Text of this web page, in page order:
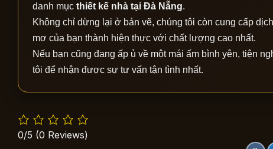
danh mục thiết kế nhà tại Đà Nẵng.
Không chỉ dừng lại ở bản vẽ, chúng tôi còn cung cấp
mơ của bạn thành hiện thực với chất lượng cao nhất.
Nếu bạn cũng đang ấp ủ về một mái ấm bình yên, tiện
tôi để nhận được sự tư vấn tận tình nhất.
0/5 (0 Reviews)